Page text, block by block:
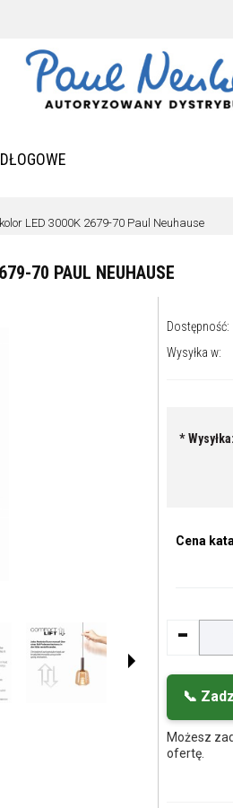
LED 3000K 2679-70 Paul Neuhause
70 PAUL NEUHAUSE
Dostępność:
Wysyłka w:
*Wysyłka:
Cena
-
📞
Możesz
ofertę.